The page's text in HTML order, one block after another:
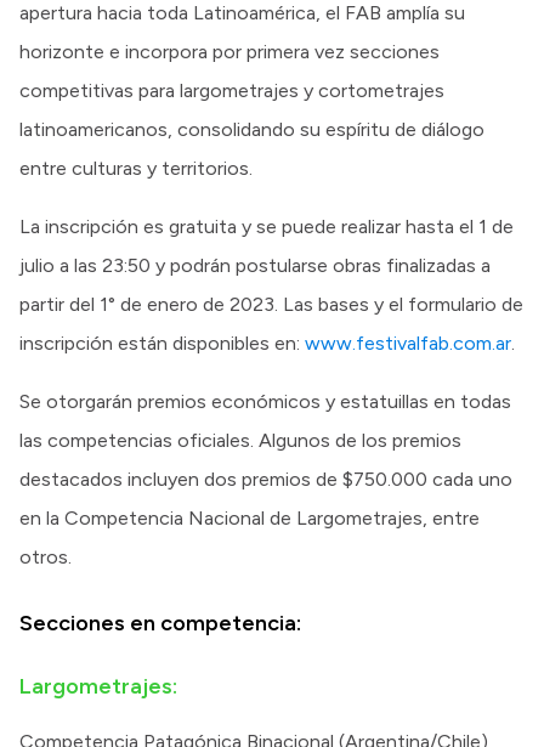
apertura hacia toda Latinoamérica, el FAB amplía su
horizonte e incorpora por primera vez secciones
competitivas para largometrajes y cortometrajes
latinoamericanos, consolidando su espíritu de diálogo
entre culturas y territorios.
La inscripción es gratuita y se puede realizar hasta el 1 de
julio a las 23:50 y podrán postularse obras finalizadas a
partir del 1° de enero de 2023. Las bases y el formulario de
inscripción están disponibles en: www.festivalfab.com.ar.
Se otorgarán premios económicos y estatuillas en todas
las competencias oficiales. Algunos de los premios
destacados incluyen dos premios de $750.000 cada uno
en la Competencia Nacional de Largometrajes, entre
otros.
Secciones en competencia:
Largometrajes:
Competencia Patagónica Binacional (Argentina/Chile)